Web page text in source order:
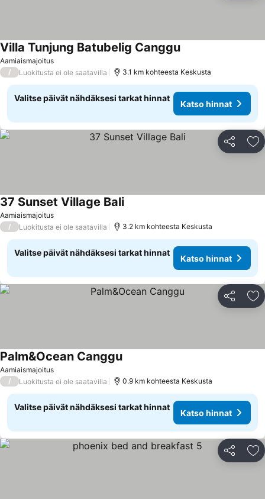
Aamiaismajoitus
Villa Tunjung Batubelig Canggu
/ Luokitusta ei ole saatavilla 3.1 km kohteesta Keskusta
Valitse päivät nähdäksesi tarkat hinnat
Katso hinnat
Jaa
Aamiaismajoitus
37 Sunset Village Bali
/ Luokitusta ei ole saatavilla 3.2 km kohteesta Keskusta
Valitse päivät nähdäksesi tarkat hinnat
Katso hinnat
Jaa
Aamiaismajoitus
Palm&Ocean Canggu
/ Luokitusta ei ole saatavilla 0.9 km kohteesta Keskusta
Valitse päivät nähdäksesi tarkat hinnat
Katso hinnat
Jaa